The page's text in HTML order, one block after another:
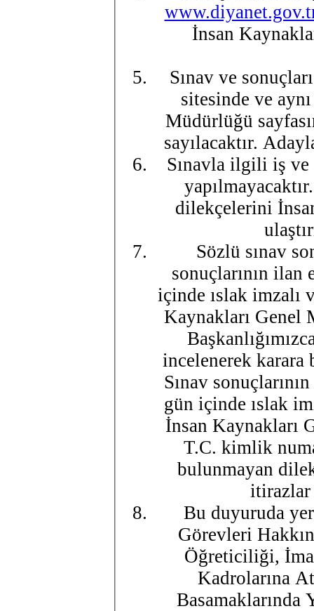
İnsan
Sınav ve
sitesinde ve
Müdürlüğü
sayılacaktır.
Sınavla ilgili iş
dilekçelerini
Sözlü sınav
sonuçlarının
içinde ıslak imzalı
Kaynakları Genel
incelenerek
Sınav
gün içinde ıslak
İnsan Kaynakları
T.C. kimlik
bulunmayan
itirazlar
Bu duyuruda
Görevleri
Öğreticiliği,
Kadrolarına